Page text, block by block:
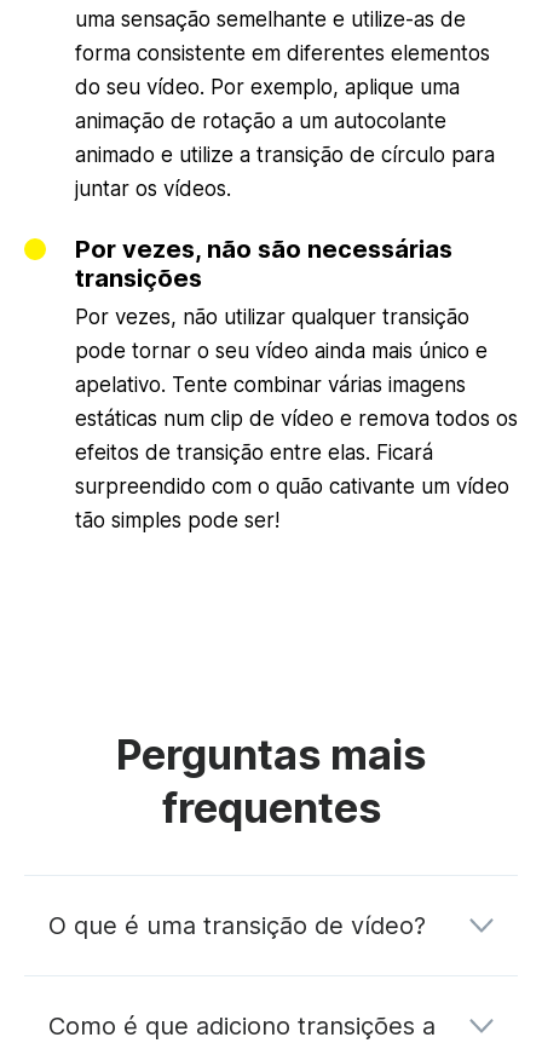
uma sensação semelhante e utilize-as de
forma consistente em diferentes elementos
do seu vídeo. Por exemplo, aplique uma
animação de rotação a um autocolante
animado e utilize a transição de círculo para
juntar os vídeos.
Por vezes, não são necessárias
transições
Por vezes, não utilizar qualquer transição
pode tornar o seu vídeo ainda mais único e
apelativo. Tente combinar várias imagens
estáticas num clip de vídeo e remova todos os
efeitos de transição entre elas. Ficará
surpreendido com o quão cativante um vídeo
tão simples pode ser!
Perguntas mais
frequentes
O que é uma transição de vídeo?
Como é que adiciono transições a